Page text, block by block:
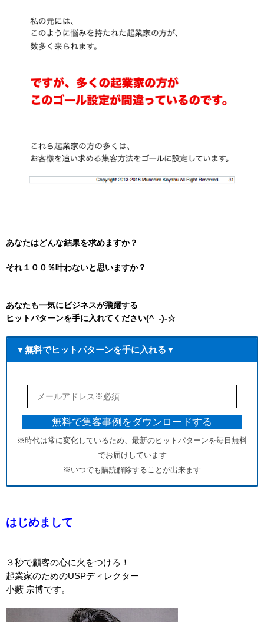
あなたはどんな結果を求めますか？
それ１００％叶わないと思いますか？
あなたも一気にビジネスが飛躍する
ヒットパターンを手に入れてください(^_-)-☆
▼無料でヒットパターンを手に入れる▼
※時代は常に変化しているため、最新のヒットパターンを毎日無料
でお届けしています
※いつでも購読解除することが出来ます
はじめまして
３秒で顧客の心に火をつけろ！
起業家のためのUSPディレクター
小藪 宗博です。